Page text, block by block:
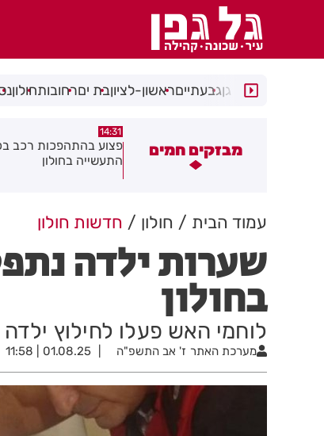
רמת גןגבעתייםראשון-לציוןבת יםרחובותחולון
מבזקים חמים
פצוע בהתהפכות רכב בכניסה לאזור
14:15
תיסלם ואתניקס הרימו
באוויר
עמוד הבית חולון חדשות חולון
שערות ילדה
בחולון
לוחמי האש פעלו לחילוץ
מערכת האתר ז' אב התשפ"ה 01.08.25 | 11:58